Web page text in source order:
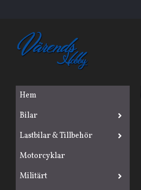
Hem
Bilar
Lastbilar & Tillbehör
Motorcyklar
Militärt